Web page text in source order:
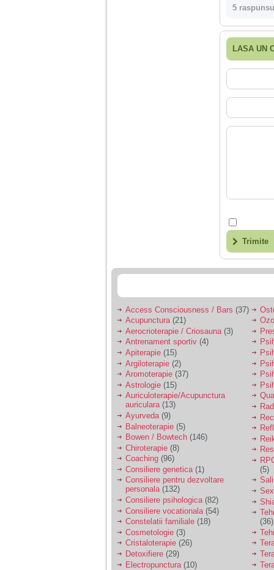
5
LASA UN
Trimite
Access Consciousness / Bars (37)
Acupunctura(21)
Aerocrioterapie / Criosauna (3)
Antrenament sportiv (4)
Apiterapie (15)
Argiloterapie (2)
Aromoterapie (37)
Astrologie (15)
Auriculoterapie/Acupunctura
auriculara(13)
Ayurveda (9)
Balneoterapie (5)
Bowen / Bowtech (146)
Chiroterapie (8)
Coaching (96)
Consiliere genetica (1)
Consiliere pentru dezvoltare
personala(132)
Consiliere psihologica(82)
Consiliere vocationala (54)
Constelatii familiale (18)
Cosmetologie (3)
Cristaloterapie (26)
Detoxifiere (29)
Electropunctura (10)
(5)
(36)